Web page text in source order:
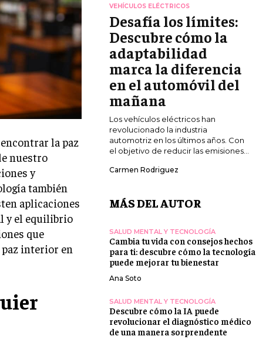
la paz
nuestro
y
también
aplicaciones
y el equilibrio
que
interior en
VEHÍCULOS ELÉCTRICOS
Desafía los límites:
Descubre cómo la
adaptabilidad
marca la diferencia
en el automóvil del
mañana
Los vehículos eléctricos han
revolucionado la industria
automotriz en los últimos años. Con
el objetivo de reducir las emisiones...
Carmen Rodriguez
MÁS DEL AUTOR
SALUD MENTAL Y TECNOLOGÍA
Cambia tu vida con consejos hechos
para ti: descubre cómo la tecnología
puede mejorar tu bienestar
Ana Soto
SALUD MENTAL Y TECNOLOGÍA
Descubre cómo la IA puede
revolucionar el diagnóstico médico
de una manera sorprendente